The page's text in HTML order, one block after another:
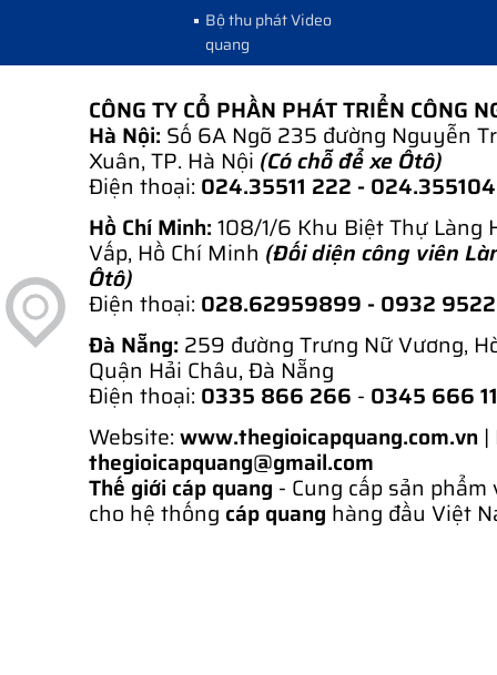
Bộ thu phát Video
quang
CÔNG TY CỔ PHẦN PHÁT TRIỂN CÔNG
Hà Nội: Số 6A Ngõ 235 đường Nguyễn
Xuân, TP. Hà Nội (Có chỗ để xe Ôtô)
Điện thoại: 024.35511 222 -
Hồ Chí Minh: 108/1/6 Khu Biệt Thự Làng
Vấp, Hồ Chí Minh (Đối diện công viên
Ôtô)
Điện thoại: 028.62959899 - 0932
Đà Nẵng: 259 đường Trưng Nữ Vương,
Quận Hải Châu, Đà Nẵng
Điện thoại: 0335 866 266 - 0345 666
Website: www.thegioicapquang.com.vn |
thegioicapquang@gmail.com
Thế giới cáp quang - Cung cấp sản
cho hệ thống cáp quang hàng đầu Việt